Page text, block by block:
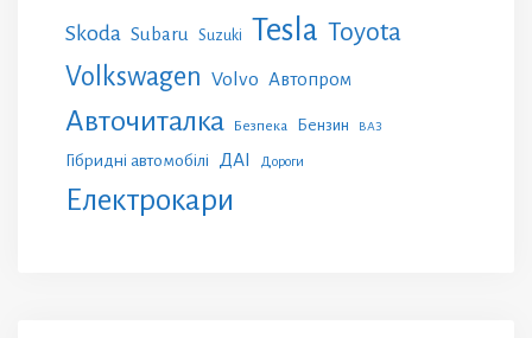
Skoda Subaru Suzuki Tesla Toyota
Volkswagen Volvo Автопром
Авточиталка Безпека Бензин ВАЗ
Гібридні автомобілі ДАІ Дороги
Електрокари